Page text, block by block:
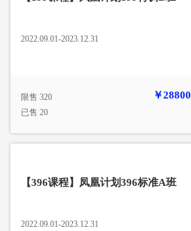
2022.09.01-2023.12.31
限售 320
已售 20
￥28800
【396课程】凤凰计划396标准A班
2022.09.01-2023.12.31